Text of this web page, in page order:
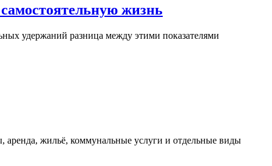
жизнь
удержаний разница между этими показателями
жильё, коммунальные услуги и отдельные виды